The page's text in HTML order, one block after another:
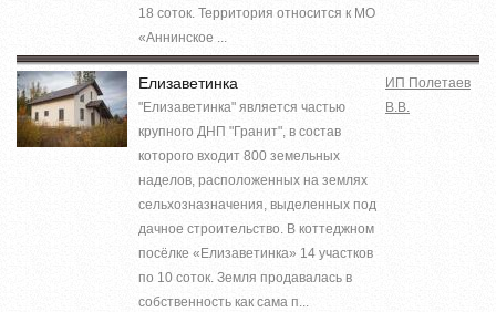
18 соток. Территория относится к МО
«Аннинское ...
Елизаветинка
"Елизаветинка" является частью
крупного ДНП "Гранит", в состав
которого входит 800 земельных
наделов, расположенных на землях
сельхозназначения, выделенных под
дачное строительство. В коттеджном
посёлке «Елизаветинка» 14 участков
по 10 соток. Земля продавалась в
собственность как сама п...
ИП Полетаев
В.В.